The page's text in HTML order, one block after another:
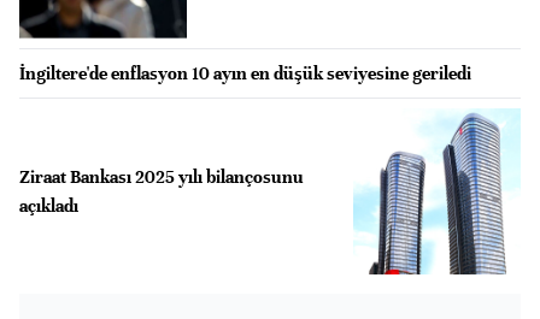
İngiltere'de enflasyon 10 ayın en düşük seviyesine geriledi
Ziraat Bankası 2025 yılı bilançosunu
açıkladı